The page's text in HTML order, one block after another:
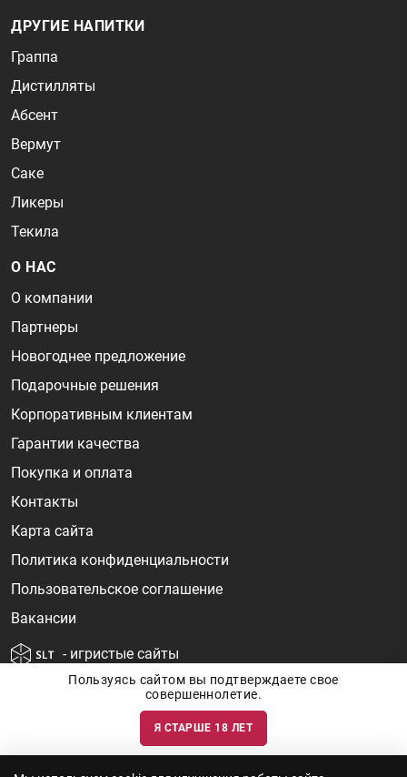
ДРУГИЕ НАПИТКИ
Граппа
Дистилляты
Абсент
Вермут
Саке
Ликеры
Текила
О НАС
О компании
Партнеры
Новогоднее предложение
Подарочные решения
Корпоративным клиентам
Гарантии качества
Покупка и оплата
Контакты
Карта сайта
Политика конфиденциальности
Пользовательское соглашение
Вакансии
- игристые сайты
Информация о ценах и наличии товаров носит ознакомительный
характер и может быть не точной. Цены на импортные товары особенно
актуальности наличия товаров и цен вы так же можете уточнить по
Пользуясь сайтом вы подтверждаете свое
совершеннолетие.
Я СТАРШЕ 18 ЛЕТ